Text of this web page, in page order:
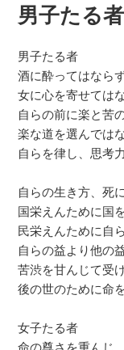
男子たる者
男子たる者
酒に酔ってはなら
女に心を寄せては
自らの前に楽と苦
楽な道を選んでは
自らを律し、思考
自らの生き方、死
国栄えんために国
民栄えんために自
自らの益より他の
苦渋を甘んじて受
後の世のために命
女子たる者
命の尊さを重んじ